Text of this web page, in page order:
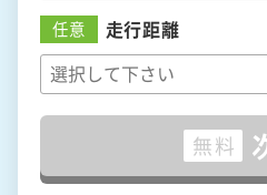
任意 走行距離
無料